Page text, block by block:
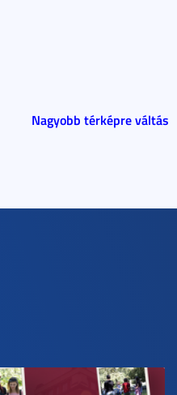
Nagyobb térképre váltás